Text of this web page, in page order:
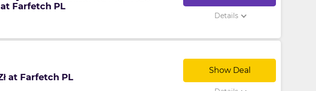
Farfetch PL
Details
at Farfetch PL
Show Deal